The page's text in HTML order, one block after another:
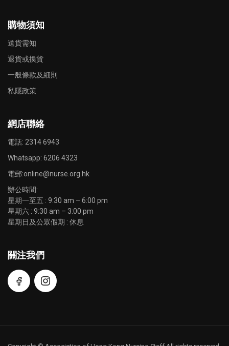
購物須知
送貨需知
退貨或換貨
一般條款及細則
私隱政策
網店聯絡
電話: 2314 6943
Whatsapp: 6206 4323
電郵:online@nurse.org.hk
辦公時間:
星期一至五 : 9:30 am – 6:00 pm
星期六 : 9:30 am – 3:00 pm
星期日及公眾假期 : 休息
關注我們